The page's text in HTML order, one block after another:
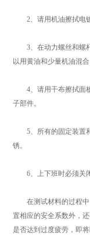
2、请用机油擦拭电镀
3、在动力螺丝和螺杆
以用黄油和少量机油混合
4、请用干布擦拭面板
子部件。
5、所有的固定装置和
锈。
6、上下班时必须关闭
在测试材料的过程中
置相应的安全系数外，
是否达到过度疲劳，即